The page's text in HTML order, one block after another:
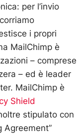
per l’invio
i propri
MailChimp è
– comprese
– ed è leader
MailChimp è
Shield
stipulato con
Agreement”